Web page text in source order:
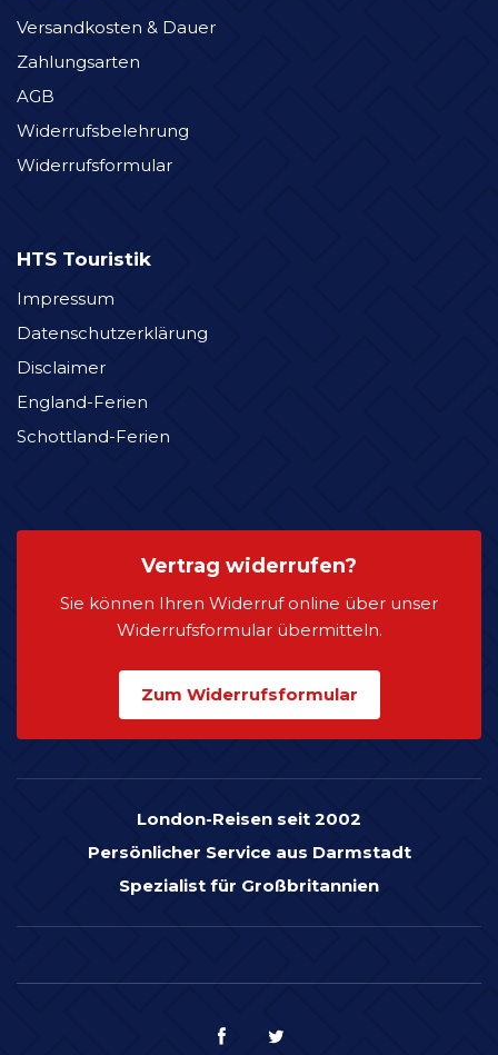
Versandkosten & Dauer
Zahlungsarten
AGB
Widerrufsbelehrung
Widerrufsformular
HTS Touristik
Impressum
Datenschutzerklärung
Disclaimer
England-Ferien
Schottland-Ferien
Vertrag widerrufen?
Sie können Ihren Widerruf online über unser
Widerrufsformular übermitteln.
Zum Widerrufsformular
London-Reisen seit 2002
Persönlicher Service aus Darmstadt
Spezialist für Großbritannien